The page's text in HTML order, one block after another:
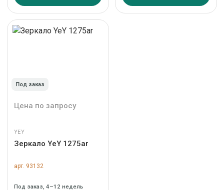
Под заказ
Цена по запросу
YEY
Зеркало YeY 1275ar
арт. 93132
Под заказ, 4–12 недель